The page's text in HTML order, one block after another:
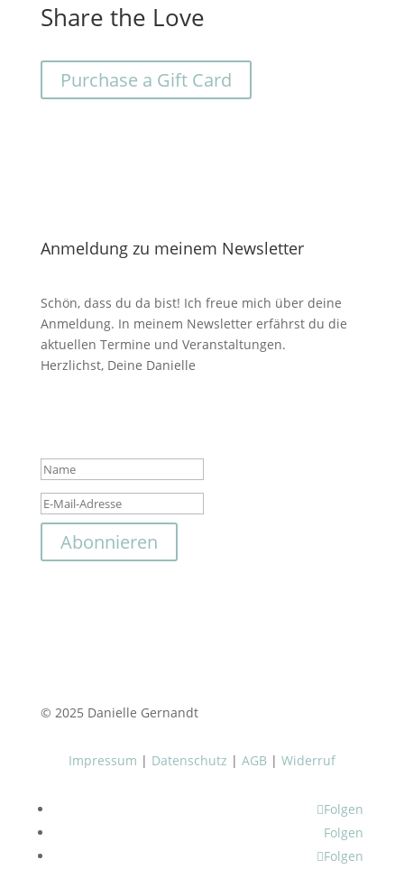
Share the Love
Purchase a Gift Card
Anmeldung zu meinem Newsletter
Schön, dass du da bist! Ich freue mich über deine
Anmeldung. In meinem Newsletter erfährst du die
aktuellen Termine und Veranstaltungen.
Herzlichst, Deine Danielle
Abonnieren
© 2025 Danielle Gernandt
Impressum | Datenschutz | AGB | Widerruf
Folgen
Folgen
Folgen